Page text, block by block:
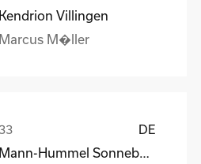
Kendrion Villingen
Marcus M�ller
DE
Mann-Hummel Sonneberg